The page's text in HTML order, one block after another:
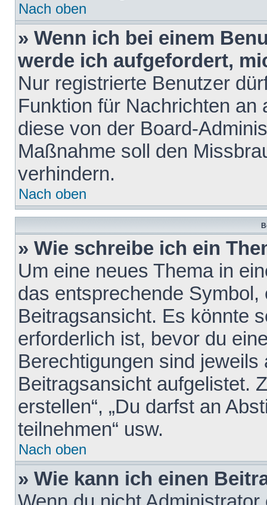
Nach oben
» Wenn ich bei einem
werde ich aufgefordert,
Nur registrierte Benutzer
Funktion für Nachrichten
diese von der Board-
Maßnahme soll den
verhindern.
Nach oben
» Wie schreibe ich ein
Um eine neues Thema in
das entsprechende
Beitragsansicht. Es könnte
erforderlich ist, bevor du
Berechtigungen sind
Beitragsansicht aufgelistet.
erstellen“, „Du darfst an
teilnehmen“ usw.
Nach oben
» Wie kann ich einen